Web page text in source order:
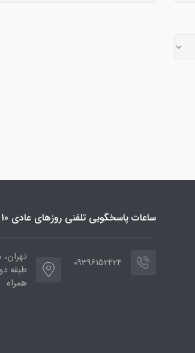
ساعات پاسخگویی تلفنی روزهای عادی 10 الی 19 پنجشنبه 10 الی 16
09396152424
همراه